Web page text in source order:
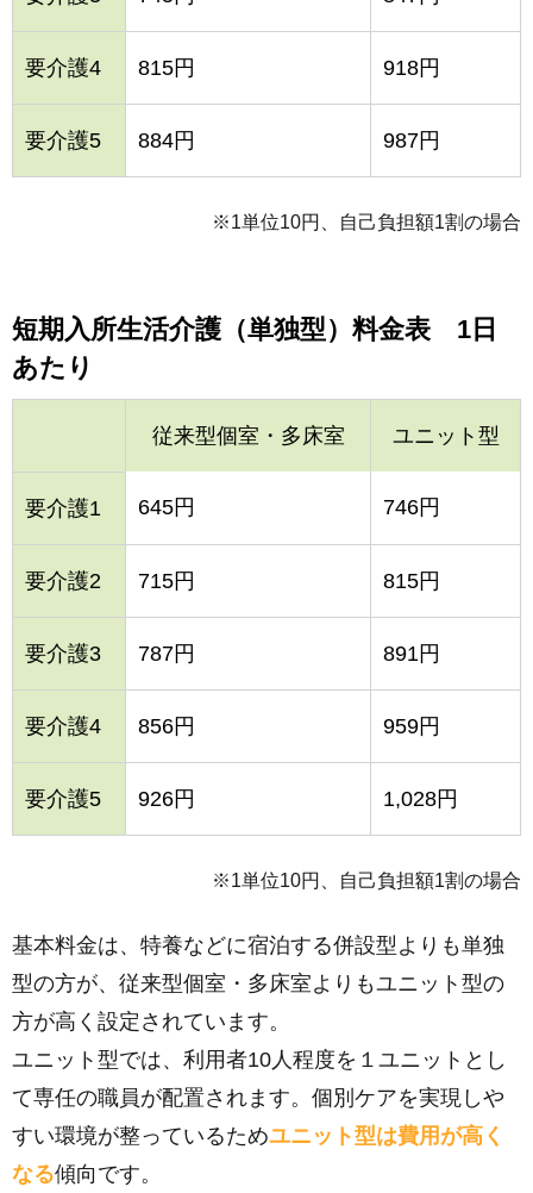
要介護4 815円 918円
要介護5 884円 987円
※1単位10円、自己負担額1割の場合
短期入所生活介護（単独型）料金表 1日
あたり
従来型個室・多床室 ユニット型
要介護1 645円 746円
要介護2 715円 815円
要介護3 787円 891円
要介護4 856円 959円
要介護5 926円 1,028円
※1単位10円、自己負担額1割の場合
基本料金は、特養などに宿泊する併設型よりも単独
型の方が、従来型個室・多床室よりもユニット型の
方が高く設定されています。
ユニット型では、利用者10人程度を１ユニットとし
て専任の職員が配置されます。個別ケアを実現しや
すい環境が整っているためユニット型は費用が高く
なる傾向です。